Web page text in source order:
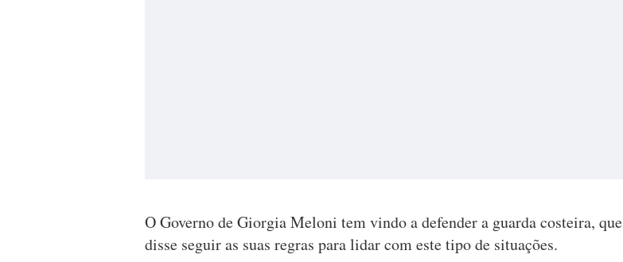
O Governo de Giorgia Meloni tem vindo a defender a guarda costeira, que
disse seguir as suas regras para lidar com este tipo de situações.